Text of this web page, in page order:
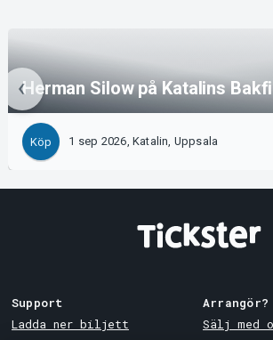
Herman Silow på Katalins
Köp 1 sep 2026, Katalin, Uppsala
Support
Ladda ner biljett
Arrangör?
Sälj med